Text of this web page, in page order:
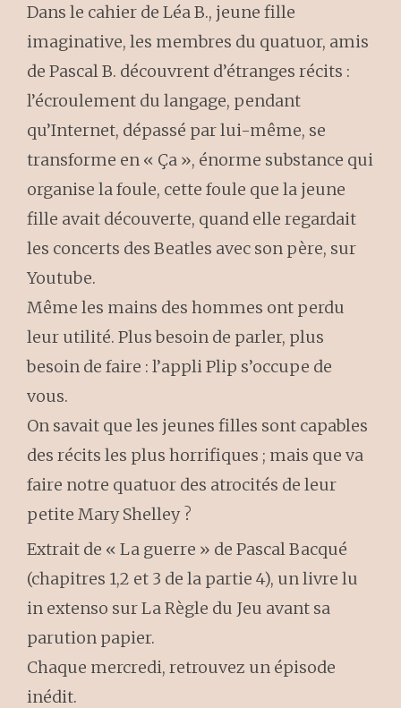
Dans le cahier de Léa B., jeune fille
imaginative, les membres du quatuor, amis
de Pascal B. découvrent d’étranges récits :
l’écroulement du langage, pendant
qu’Internet, dépassé par lui-même, se
transforme en « Ça », énorme substance qui
organise la foule, cette foule que la jeune
fille avait découverte, quand elle regardait
les concerts des Beatles avec son père, sur
Youtube.
Même les mains des hommes ont perdu
leur utilité. Plus besoin de parler, plus
besoin de faire : l’appli Plip s’occupe de
vous.
On savait que les jeunes filles sont capables
des récits les plus horrifiques ; mais que va
faire notre quatuor des atrocités de leur
petite Mary Shelley ?
Extrait de « La guerre » de Pascal Bacqué
(chapitres 1,2 et 3 de la partie 4), un livre lu
in extenso sur La Règle du Jeu avant sa
parution papier.
Chaque mercredi, retrouvez un épisode
inédit.